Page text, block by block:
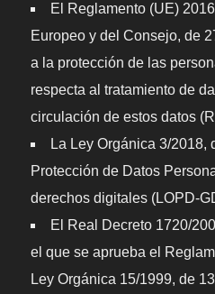
El Reglamento (UE)
Europeo y del Consejo, de
a la protección de las
respecta al tratamiento de
circulación de estos datos
La Ley Orgánica 3/2018,
Protección de Datos
derechos digitales (LOPD-
El Real Decreto 1720/
el que se aprueba el
Ley Orgánica 15/1999, de